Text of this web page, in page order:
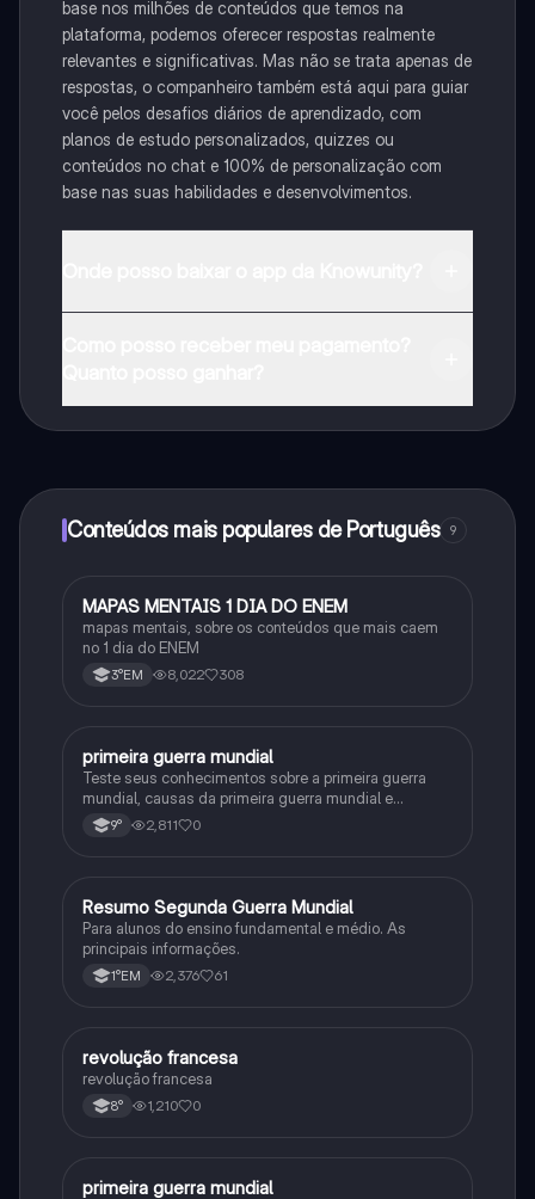
base nos milhões de conteúdos que temos na
plataforma, podemos oferecer respostas realmente
relevantes e significativas. Mas não se trata apenas de
respostas, o companheiro também está aqui para guiar
você pelos desafios diários de aprendizado, com
planos de estudo personalizados, quizzes ou
conteúdos no chat e 100% de personalização com
base nas suas habilidades e desenvolvimentos.
Conteúdos mais populares de Português 9
Português
MAPAS MENTAIS 1 DIA DO ENEM
mapas mentais, sobre os conteúdos que mais caem
no 1 dia do ENEM
3°EM 8,022 308
História
primeira guerra mundial
Teste seus conhecimentos sobre a primeira guerra
mundial, causas da primeira guerra mundial e
consequências da Primeira Guerra Mundial, fases da
primeira guerra mundial
9° 2,811 0
História
Resumo Segunda Guerra Mundial
Para alunos do ensino fundamental e médio. As
principais informações.
1°EM 2,376 61
História
revolução francesa
revolução francesa
8° 1,210 0
História
primeira guerra mundial